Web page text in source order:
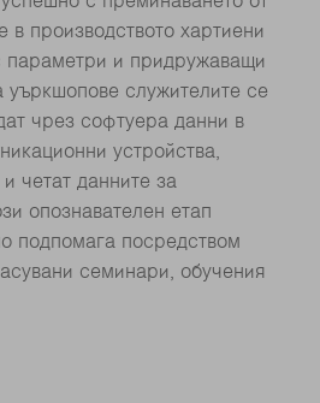
в производството хартиени
параметри и придружаващи
служителите се
чрез софтуера данни в
устройства,
четат данните за
опознавателен етап
подпомага посредством
семинари, обучения